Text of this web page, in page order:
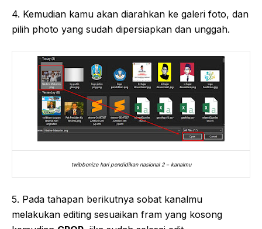
4. Kemudian kamu akan diarahkan ke galeri foto, dan
pilih photo yang sudah dipersiapkan dan unggah.
twibbonize hari pendidikan nasional 2 – kanalmu
5. Pada tahapan berikutnya sobat kanalmu
melakukan editing sesuaikan fram yang kosong